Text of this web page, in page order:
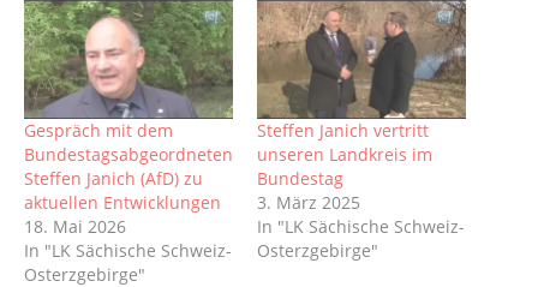
Gespräch mit dem
Bundestagsabgeordneten
Steffen Janich (AfD) zu
aktuellen Entwicklungen
18. Mai 2026
In "LK Sächische Schweiz-
Osterzgebirge"
Steffen Janich vertritt
unseren Landkreis im
Bundestag
3. März 2025
In "LK Sächische Schweiz-
Osterzgebirge"